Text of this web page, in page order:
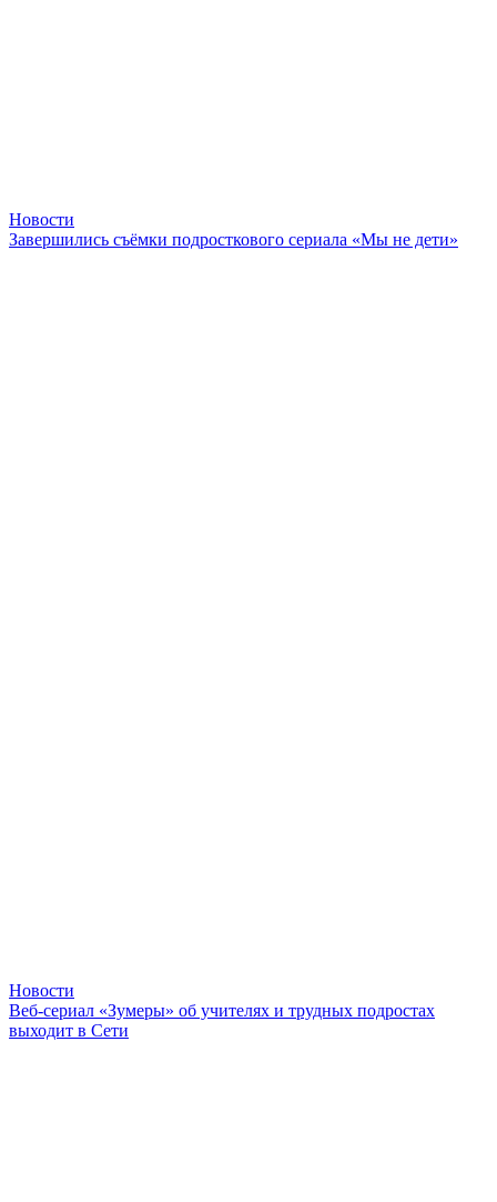
Новости
Завершились съёмки подросткового сериала «Мы не дети»
Новости
Веб-сериал «Зумеры» об учителях и трудных подростах
выходит в Сети